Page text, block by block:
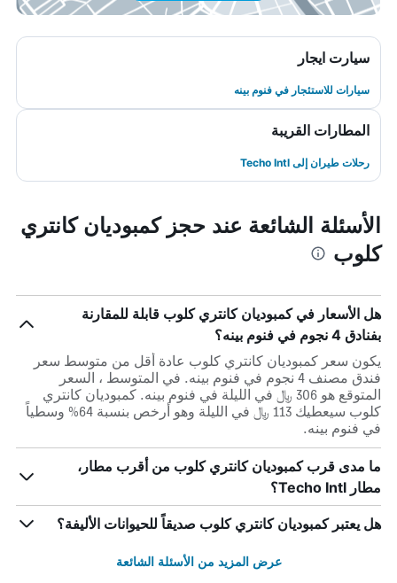
سيارت ايجار
سيارات للاستئجار في فنوم بينه
المطارات القريبة
رحلات طيران إلى Techo Intl
الأسئلة الشائعة عند حجز كمبوديان كانتري
كلوب
هل الأسعار في كمبوديان كانتري كلوب قابلة للمقارنة
بفنادق 4 نجوم في فنوم بينه؟
يكون سعر كمبوديان كانتري كلوب عادة أقل من متوسط ​​سعر
فندق مصنف 4 نجوم في فنوم بينه. في المتوسط ، السعر
المتوقع هو 306 ﷼ في الليلة في فنوم بينه. كمبوديان كانتري
كلوب سيعطيك 113 ﷼ في الليلة وهو أرخص بنسبة 64% وسطياً
في فنوم بينه.
ما مدى قرب كمبوديان كانتري كلوب من أقرب مطار،
مطار Techo Intl؟
هل يعتبر كمبوديان كانتري كلوب صديقاً للحيوانات الأليفة؟
عرض المزيد من الأسئلة الشائعة